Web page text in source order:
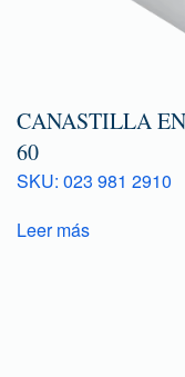
CANASTILLA
60
SKU: 023 981 2910
Leer más